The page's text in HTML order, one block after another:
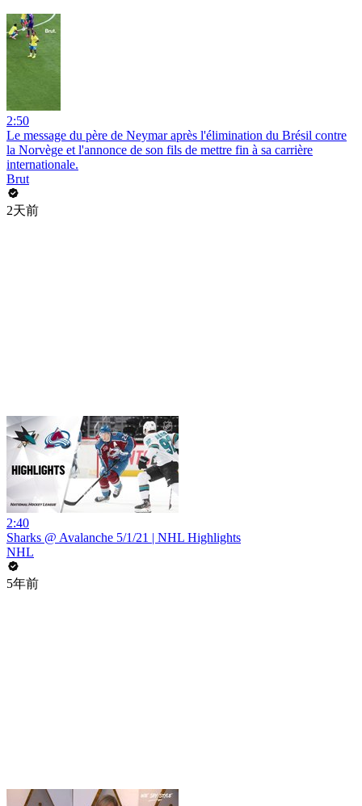
2:50
Le message du père de Neymar après l'élimination du Brésil contre
la Norvège et l'annonce de son fils de mettre fin à sa carrière
internationale.
Brut
2天前
2:40
Sharks @ Avalanche 5/1/21 | NHL Highlights
NHL
5年前